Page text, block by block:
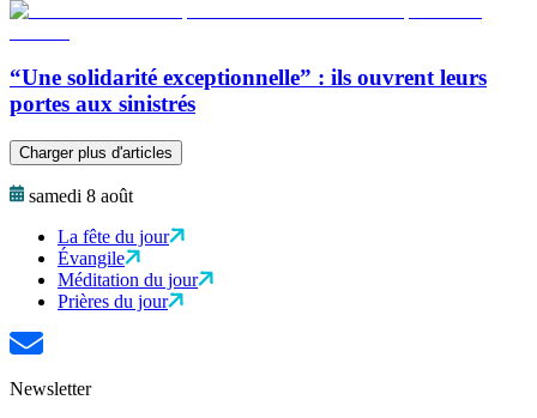
“Une solidarité exceptionnelle” : ils ouvrent leurs
portes aux sinistrés
Charger plus d'articles
samedi 8 août
La fête du jour
Évangile
Méditation du jour
Prières du jour
Newsletter